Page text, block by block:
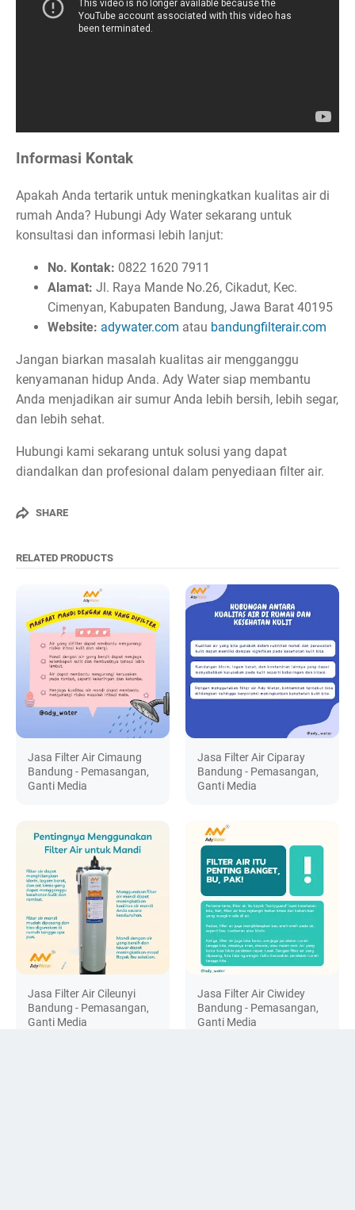
Informasi Kontak
Apakah Anda tertarik untuk meningkatkan kualitas air di
rumah Anda? Hubungi Ady Water sekarang untuk
konsultasi dan informasi lebih lanjut:
No. Kontak: 0822 1620 7911
Alamat: Jl. Raya Mande No.26, Cikadut, Kec.
Cimenyan, Kabupaten Bandung, Jawa Barat 40195
Website: adywater.com atau bandungfilterair.com
Jangan biarkan masalah kualitas air mengganggu
kenyamanan hidup Anda. Ady Water siap membantu
Anda menjadikan air sumur Anda lebih bersih, lebih segar,
dan lebih sehat.
Hubungi kami sekarang untuk solusi yang dapat
diandalkan dan profesional dalam penyediaan filter air.
SHARE
RELATED PRODUCTS
Jasa Filter Air Cimaung
Bandung - Pemasangan,
Ganti Media
Jasa Filter Air Ciparay
Bandung - Pemasangan,
Ganti Media
Jasa Filter Air Cileunyi
Bandung - Pemasangan,
Ganti Media
Jasa Filter Air Ciwidey
Bandung - Pemasangan,
Ganti Media